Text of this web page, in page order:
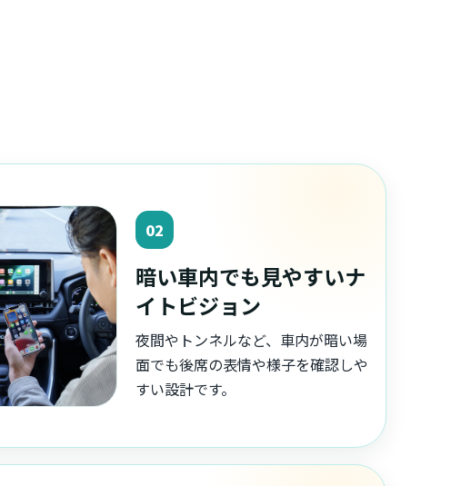
02
暗い車内でも見やすいナ
イトビジョン
夜間やトンネルなど、車内が暗い場
面でも後席の表情や様子を確認しや
すい設計です。